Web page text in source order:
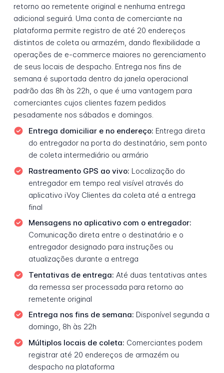
retorno ao remetente original e nenhuma entrega
adicional seguirá. Uma conta de comerciante na
plataforma permite registro de até 20 endereços
distintos de coleta ou armazém, dando flexibilidade a
operações de e-commerce maiores no gerenciamento
de seus locais de despacho. Entrega nos fins de
semana é suportada dentro da janela operacional
padrão das 8h às 22h, o que é uma vantagem para
comerciantes cujos clientes fazem pedidos
pesadamente nos sábados e domingos.
Entrega domiciliar e no endereço: Entrega direta
do entregador na porta do destinatário, sem ponto
de coleta intermediário ou armário
Rastreamento GPS ao vivo: Localização do
entregador em tempo real visível através do
aplicativo iVoy Clientes da coleta até a entrega
final
Mensagens no aplicativo com o entregador:
Comunicação direta entre o destinatário e o
entregador designado para instruções ou
atualizações durante a entrega
Tentativas de entrega: Até duas tentativas antes
da remessa ser processada para retorno ao
remetente original
Entrega nos fins de semana: Disponível segunda a
domingo, 8h às 22h
Múltiplos locais de coleta: Comerciantes podem
registrar até 20 endereços de armazém ou
despacho na plataforma